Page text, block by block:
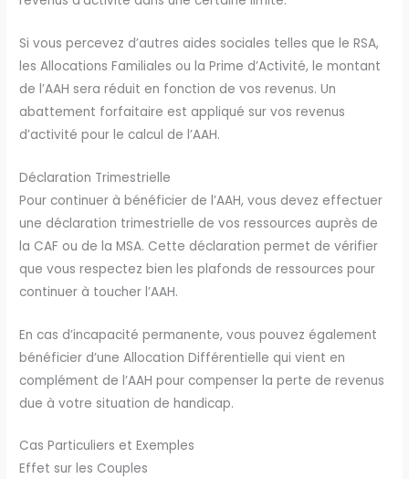
Si vous percevez d’autres aides sociales telles que le RSA,
les Allocations Familiales ou la Prime d’Activité, le montant
de l’AAH sera réduit en fonction de vos revenus. Un
abattement forfaitaire est appliqué sur vos revenus
d’activité pour le calcul de l’AAH.
Déclaration Trimestrielle
Pour continuer à bénéficier de l’AAH, vous devez effectuer
une déclaration trimestrielle de vos ressources auprès de
la CAF ou de la MSA. Cette déclaration permet de vérifier
que vous respectez bien les plafonds de ressources pour
continuer à toucher l’AAH.
En cas d’incapacité permanente, vous pouvez également
bénéficier d’une Allocation Différentielle qui vient en
complément de l’AAH pour compenser la perte de revenus
due à votre situation de handicap.
Cas Particuliers et Exemples
Effet sur les Couples